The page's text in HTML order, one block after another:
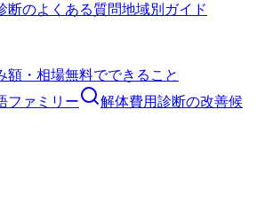
断のよくある質問地域別ガイド
額・相場無料でできること
ファミリー 解体費用診断の改善候